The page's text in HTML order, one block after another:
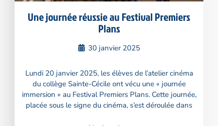
Une journée réussie au Festival Premiers
Plans
30 janvier 2025
Lundi 20 janvier 2025, les élèves de l’atelier cinéma
du collège Sainte-Cécile ont vécu une « journée
immersion » au Festival Premiers Plans. Cette journée,
placée sous le signe du cinéma, s’est déroulée dans